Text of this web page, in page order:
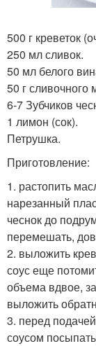
500 г креветок
250 мл сливок.
50 мл белого
50 г сливочного
6-7 Зубчиков
1 лимон (сок).
Петрушка.
Приготовление:
1. растопить
нарезанный
чеснок до
перемешать,
2. выложить
соус еще
объема вдвое,
выложить
3. перед
соусом